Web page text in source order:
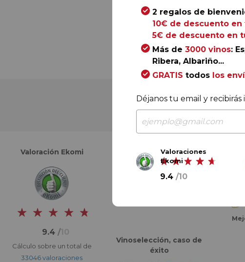
Valoración Ekomi
9.4 /10
Cálculo sobre un total de
33046 valoraciones
Valoración Google
Vinoselección, caso de
éxito
2 regalos de
10€ de descuento
5€ de descuento en
Más de 3000 vinos:
Ribera, Albariño...
GRATIS todos los
Déjanos tu email y
Valoraciones
Ekomi
9.4 /10